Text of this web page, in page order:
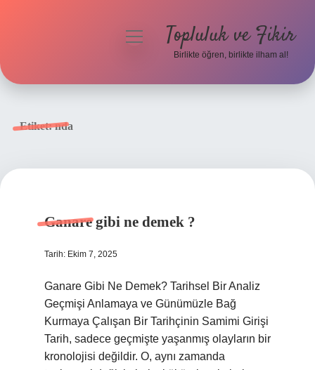
menüyüTopluluk ve Fikir
Birlikte öğren, birlikte ilham al!
Etiket:nda
Ganare gibi ne demek ?
Tarih: Ekim 7, 2025
Ganare Gibi Ne Demek? Tarihsel Bir Analiz
Geçmişi Anlamaya ve Günümüzle Bağ
Kurmaya Çalışan Bir Tarihçinin Samimi Girişi
Tarih, sadece geçmişte yaşanmış olayların bir
kronolojisi değildir. O, aynı zamanda